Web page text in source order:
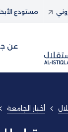
مستودع
عن
أخبار الجامعة